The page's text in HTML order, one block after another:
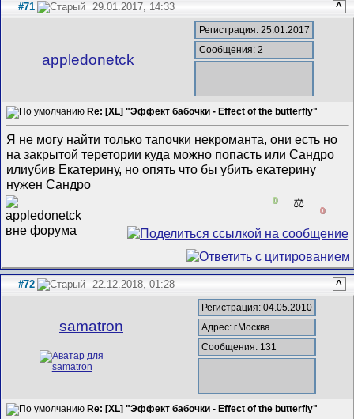
#71 29.01.2017, 14:33 ^
appledonetck
Регистрация: 25.01.2017
Сообщения: 2
Re: [XL] "Эффект бабочки - Effect of the butterfly"
Я не могу найти только тапочки некроманта, они есть но
на закрытой теретории куда можно попасть или Сандро
илиубив Екатерину, но опять что бы убить екатерину
нужен Сандро
0 ⚖️
0
#72 22.12.2018, 01:28 ^
samatron
Регистрация: 04.05.2010
Адрес: г.Москва
Сообщения: 131
Re: [XL] "Эффект бабочки - Effect of the butterfly"